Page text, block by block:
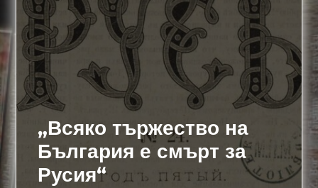
„Всяко тържество на
България е смърт за
Русия“